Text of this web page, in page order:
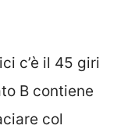
c’è il 45 giri
B contiene
col